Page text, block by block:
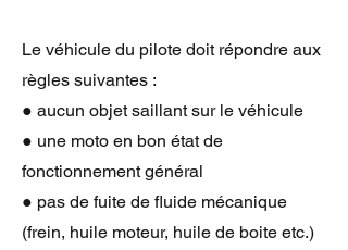
Le véhicule du pilote doit répondre aux
règles suivantes :
● aucun objet saillant sur le véhicule
● une moto en bon état de
fonctionnement général
● pas de fuite de fluide mécanique
(frein, huile moteur, huile de boite etc.)